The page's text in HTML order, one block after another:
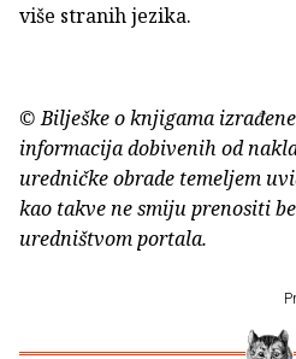
više stranih jezika.
© Bilješke o knjigama
informacija dobivenih od
uredničke obrade temeljem
kao takve ne smiju prenositi
uredništvom portala.